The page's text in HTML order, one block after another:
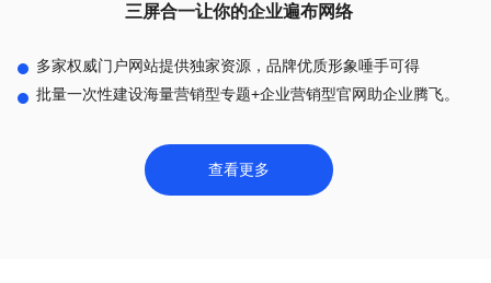
三屏合一让你的企业遍布网络
多家权威门户网站提供独家资源，品牌优质形象唾手可得
批量一次性建设海量营销型专题+企业营销型官网助企业腾飞。
查看更多